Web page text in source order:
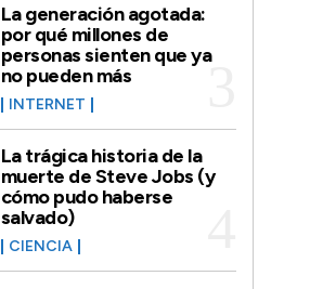
La generación agotada:
por qué millones de
personas sienten que ya
no pueden más
INTERNET
La trágica historia de la
muerte de Steve Jobs (y
cómo pudo haberse
salvado)
CIENCIA